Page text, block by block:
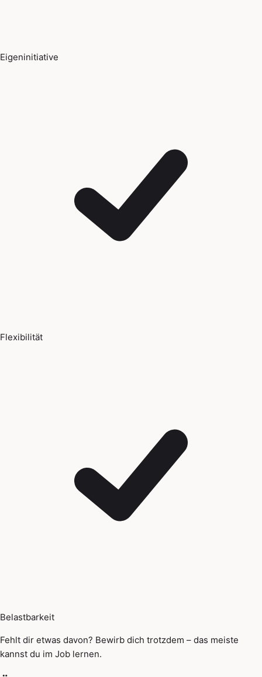
Eigeninitiative
Flexibilität
Belastbarkeit
Fehlt dir etwas davon? Bewirb dich trotzdem – das meiste
kannst du im Job lernen.